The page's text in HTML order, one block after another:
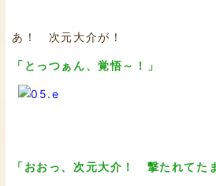
あ！ 次元大介が！
「とっつぁん、覚悟～！」
「おおっ、次元大介！ 撃たれてた